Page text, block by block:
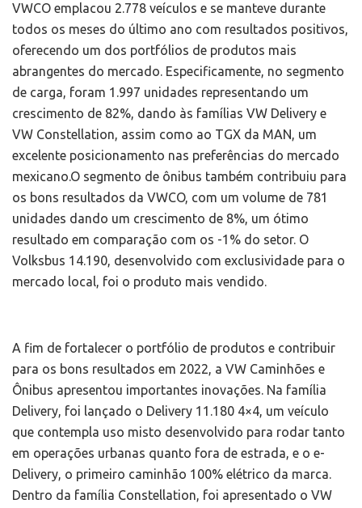
VWCO emplacou 2.778 veículos e se manteve durante
todos os meses do último ano com resultados positivos,
oferecendo um dos portfólios de produtos mais
abrangentes do mercado. Especificamente, no segmento
de carga, foram 1.997 unidades representando um
crescimento de 82%, dando às famílias VW Delivery e
VW Constellation, assim como ao TGX da MAN, um
excelente posicionamento nas preferências do mercado
mexicano.O segmento de ônibus também contribuiu para
os bons resultados da VWCO, com um volume de 781
unidades dando um crescimento de 8%, um ótimo
resultado em comparação com os -1% do setor. O
Volksbus 14.190, desenvolvido com exclusividade para o
mercado local, foi o produto mais vendido.
A fim de fortalecer o portfólio de produtos e contribuir
para os bons resultados em 2022, a VW Caminhões e
Ônibus apresentou importantes inovações. Na família
Delivery, foi lançado o Delivery 11.180 4×4, um veículo
que contempla uso misto desenvolvido para rodar tanto
em operações urbanas quanto fora de estrada, e o e-
Delivery, o primeiro caminhão 100% elétrico da marca.
Dentro da família Constellation, foi apresentado o VW